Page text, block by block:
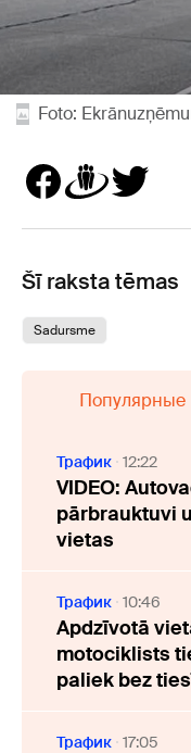
Foto:
Šī raksta tēmas
Sadursme
Популярные
Трафик 12:22
VIDEO:
pārbrauktuvi
vietas
Трафик 10:46
Apdzīvotā
motociklists
paliek bez
Трафик 17:05